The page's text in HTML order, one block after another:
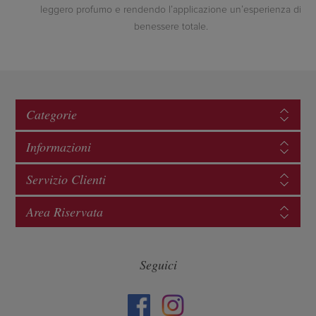
leggero profumo e rendendo l’applicazione un’esperienza di
benessere totale.
Categorie
Informazioni
Servizio Clienti
Area Riservata
Seguici